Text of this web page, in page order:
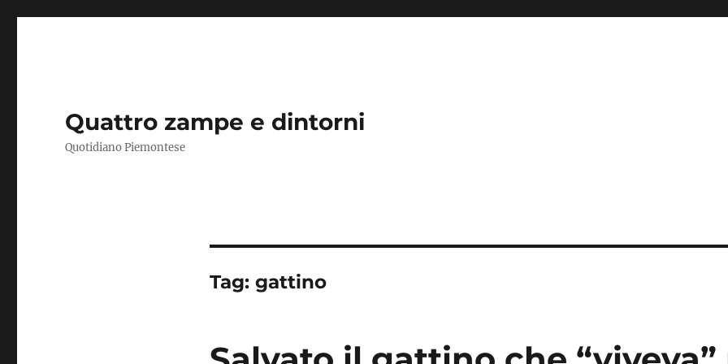
Quattro zampe e dintorni
Quotidiano Piemontese
Tag: gattino